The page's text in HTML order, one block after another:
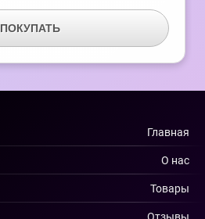
ПОКУПАТЬ
Главная
О нас
Товары